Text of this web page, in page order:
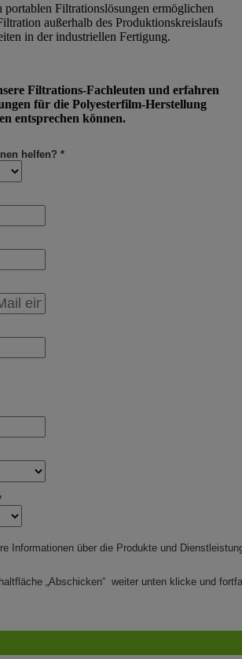
portablen Filtrationslösungen ermöglichen
außerhalb des Produktionskreislaufs
in der industriellen Fertigung.
Filtrations-Fachleuten und erfahren
für die Polyesterfilm-Herstellung
entsprechen können.
helfen? *
Informationen über die Produkte und
„Abschicken“ weiter unten klicke und